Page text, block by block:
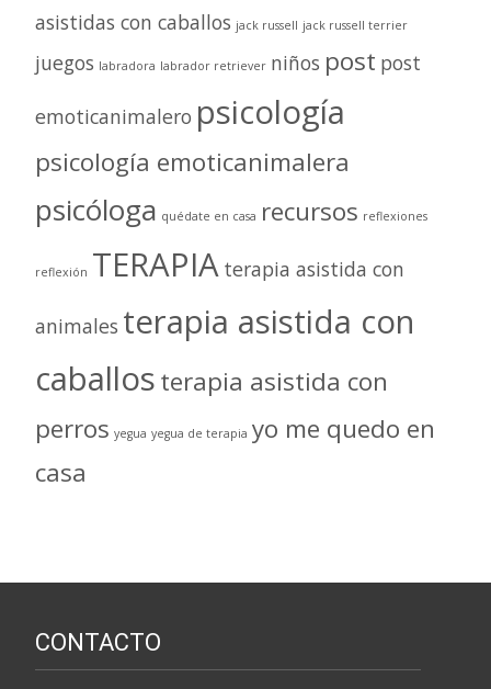
asistidas con caballos jack russell jack russell terrier
juegos labradora labrador retriever niños post post
emoticanimalero psicología
psicología emoticanimalera
psicóloga quédate en casa recursos reflexiones
reflexión TERAPIA terapia asistida con
animales terapia asistida con
caballosterapia asistida con
perros yegua yegua de terapia yo me quedo en
casa
CONTACTO